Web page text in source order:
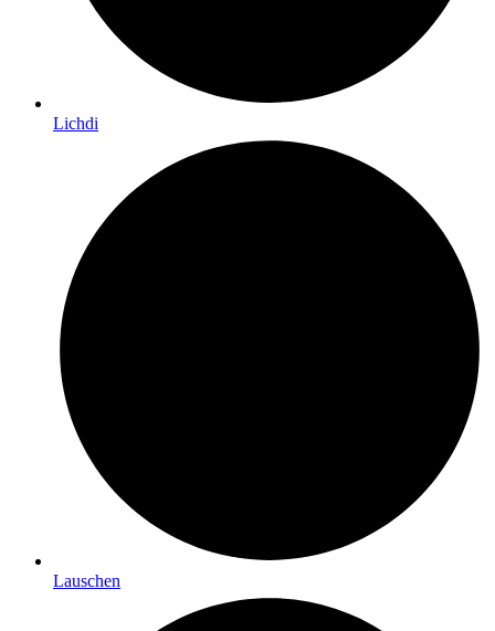
Lichdi
Lauschen